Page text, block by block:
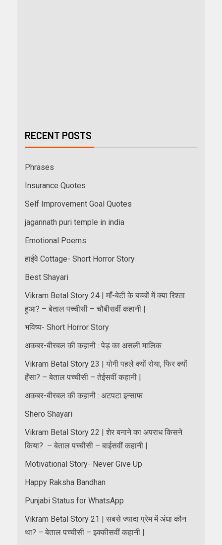
RECENT POSTS
Phrases
Insurance Quotes
Self Improvement Goal Quotes
jagannath puri temple in india
Emotional Poems
हाईवे Cottage- Short Horror Story
Best Shayari
Vikram Betal Story 24 | माँ-बेटी के बच्चों में क्या रिश्ता
हुआ? – बेताल पच्चीसी – चौबीसवीं कहानी |
भविष्य- Short Horror Story
अकबर-बीरबल की कहानी : पेड़ का असली मालिक
Vikram Betal Story 23 | योगी पहले क्यों रोया, फिर क्यों
हँसा? – बेताल पच्चीसी – तेईसवीं कहानी |
अकबर-बीरबल की कहानी : अटपटा इन्साफ
Shero Shayari
Vikram Betal Story 22 | शेर बनाने का अपराध किसने
किया? – बेताल पच्चीसी – बाईसवीं कहानी |
Motivational Story- Never Give Up
Happy Raksha Bandhan
Punjabi Status for WhatsApp
Vikram Betal Story 21 | सबसे ज्यादा प्रेम में अंधा कौन
था? – बेताल पच्चीसी – इक्कीसवीं कहानी |